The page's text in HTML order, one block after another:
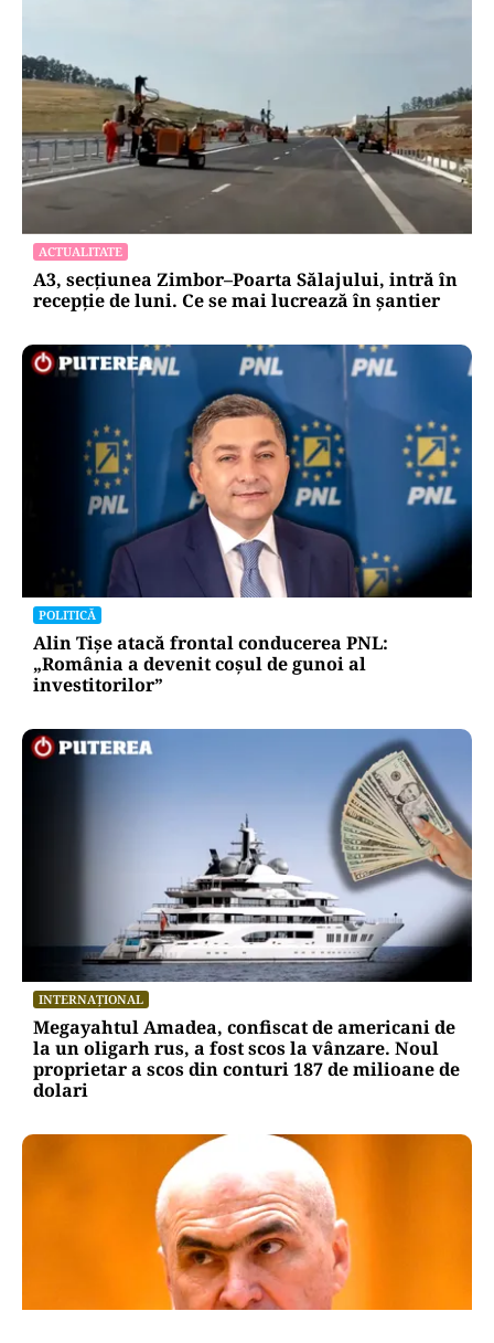
ACTUALITATE
A3, secțiunea Zimbor–Poarta Sălajului, intră în
recepție de luni. Ce se mai lucrează în șantier
POLITICĂ
Alin Tișe atacă frontal conducerea PNL:
„România a devenit coșul de gunoi al
investitorilor”
INTERNAȚIONAL
Megayahtul Amadea, confiscat de americani de
la un oligarh rus, a fost scos la vânzare. Noul
proprietar a scos din conturi 187 de milioane de
dolari